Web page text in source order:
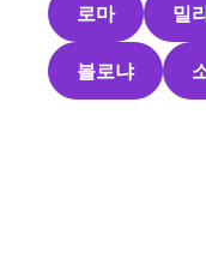
로마 밀
볼로냐